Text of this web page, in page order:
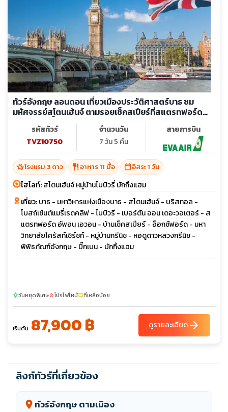
ทัวร์อังกฤษ ลอนดอน เที่ยวเมืองประวัติศาสตร์บาธ ชม
มหัศจรรย์สโตนเฮ้นจ์ ตามรอยเช็คสเปียร์ที่สแตรทฟอร์ด
ล่องเรือแม่น้ำเทมส์ (อิสระ 1 วัน)
รหัสทัวร์
TVZ10750
จำนวนวัน
7 วัน 5 คืน
สายการบิน
hotel_classโรงแรม 3 ดาว restaurant อาหาร 11 มื้อ calendar_todayอิสระ 1 วัน
ไฮไลท์:สโตนเฮ้นจ์ หมู่บ้านไบบิวรี่ บักกิ้งแฮม
เที่ยว:บาธ - มหาวิหารแห่งเมืองบาธ - สโตนเฮ้นจ์ - บริสทอล -
โบสถ์เซ้นต์แมรี่เรดคลิฟ - ไบบิวรี - เบอร์ตัน ออน เดอะวอเตอร์ - ส
แตรทฟอร์ด อัพอน เอวอน - บ้านเช็คสเปียร์ - อ็อกซ์ฟอร์ด - มหา
วิทยาลัยไคร้สท์เชิร์ชท์ - หมู่บ้านกรีนิช - หอดูดาวหลวงกรีนิช -
พิพิธภัณฑ์อังกฤษ - บิ๊กเบน - บักกิ้งแฮม
sunnyวันหยุดพิเศษlocal_fire_departmentโปรไฟไหม้confirmation_numberที่เหลือน้อย
เริ่มต้น 87,900 ฿ ดูรายละเอียดarrow_forward
ลิงก์ทัวร์ที่เกี่ยวข้อง
location_on ทัวร์อังกฤษ ตามเมือง